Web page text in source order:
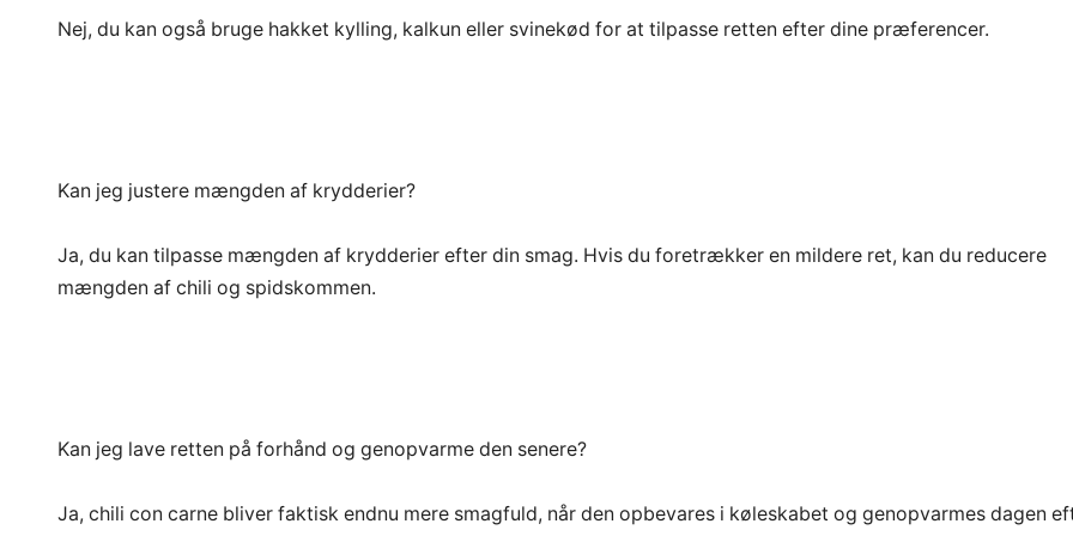
Nej, du kan også bruge hakket kylling, kalkun eller svinekød for at tilpasse retten efter dine præferencer.
Kan jeg justere mængden af krydderier?
Ja, du kan tilpasse mængden af krydderier efter din smag. Hvis du foretrækker en mildere ret, kan du reducere
mængden af chili og spidskommen.
Kan jeg lave retten på forhånd og genopvarme den senere?
Ja, chili con carne bliver faktisk endnu mere smagfuld, når den opbevares i køleskabet og genopvarmes dagen